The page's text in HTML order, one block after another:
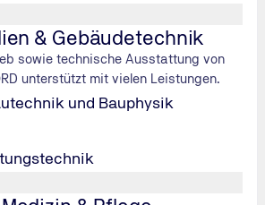
& Gebäudetechnik
sowie technische Ausstattung von
unterstützt mit vielen Leistungen.
und Bauphysik
des Führerscheins. Konkret
zuständigen Führerscheinstelle,
oder Scheckkartenführerschein